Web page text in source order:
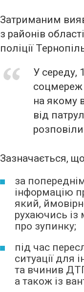
Затриманим
з районів
поліції
У середу,
соцмереж
на якому
від
розповіли
Зазначається,
за
інформацію
який,
рухаючись із
про зупинку;
під час
ситуації для
та вчинив
а також із